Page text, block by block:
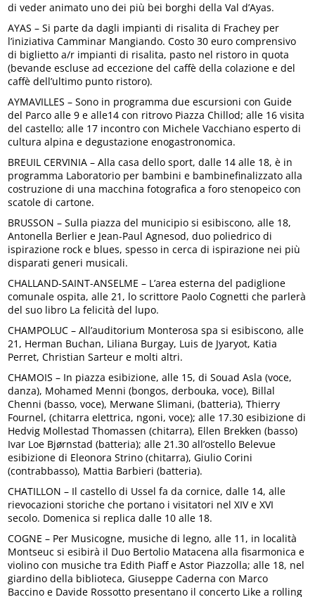
di veder animato uno dei più bei borghi della Val d’Ayas.
AYAS – Si parte da dagli impianti di risalita di Frachey per
l’iniziativa Camminar Mangiando. Costo 30 euro comprensivo
di biglietto a/r impianti di risalita, pasto nel ristoro in quota
(bevande escluse ad eccezione del caffè della colazione e del
caffè dell’ultimo punto ristoro).
AYMAVILLES – Sono in programma due escursioni con Guide
del Parco alle 9 e alle14 con ritrovo Piazza Chillod; alle 16 visita
del castello; alle 17 incontro con Michele Vacchiano esperto di
cultura alpina e degustazione enogastronomica.
BREUIL CERVINIA – Alla casa dello sport, dalle 14 alle 18, è in
programma Laboratorio per bambini e bambinefinalizzato alla
costruzione di una macchina fotografica a foro stenopeico con
scatole di cartone.
BRUSSON – Sulla piazza del municipio si esibiscono, alle 18,
Antonella Berlier e Jean-Paul Agnesod, duo poliedrico di
ispirazione rock e blues, spesso in cerca di ispirazione nei più
disparati generi musicali.
CHALLAND-SAINT-ANSELME – L’area esterna del padiglione
comunale ospita, alle 21, lo scrittore Paolo Cognetti che parlerà
del suo libro La felicità del lupo.
CHAMPOLUC – All’auditorium Monterosa spa si esibiscono, alle
21, Herman Buchan, Liliana Burgay, Luis de Jyaryot, Katia
Perret, Christian Sarteur e molti altri.
CHAMOIS – In piazza esibizione, alle 15, di Souad Asla (voce,
danza), Mohamed Menni (bongos, derbouka, voce), Billal
Chenni (basso, voce), Merwane Slimani, (batteria), Thierry
Fournel, (chitarra elettrica, ngoni, voce); alle 17.30 esibizione di
Hedvig Mollestad Thomassen (chitarra), Ellen Brekken (basso)
Ivar Loe Bjørnstad (batteria); alle 21.30 all’ostello Belevue
esibizione di Eleonora Strino (chitarra), Giulio Corini
(contrabbasso), Mattia Barbieri (batteria).
CHATILLON – Il castello di Ussel fa da cornice, dalle 14, alle
rievocazioni storiche che portano i visitatori nel XIV e XVI
secolo. Domenica si replica dalle 10 alle 18.
COGNE – Per Musicogne, musiche di legno, alle 11, in località
Montseuc si esibirà il Duo Bertolio Matacena alla fisarmonica e
violino con musiche tra Edith Piaff e Astor Piazzolla; alle 18, nel
giardino della biblioteca, Giuseppe Caderna con Marco
Baccino e Davide Rossotto presentano il concerto Like a rolling